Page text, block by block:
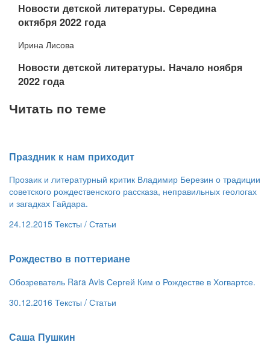
​Новости детской литературы. Середина
октября 2022 года
Ирина Лисова
​Новости детской литературы. Начало ноября
2022 года
Читать по теме
​Праздник к нам приходит
Прозаик и литературный критик Владимир Березин о традиции
советского рождественского рассказа, неправильных геологах
и загадках Гайдара.
24.12.2015 Тексты / Статьи
​Рождество в поттериане
Обозреватель Rara Avis Сергей Ким о Рождестве в Хогвартсе.
30.12.2016 Тексты / Статьи
​Саша Пушкин​